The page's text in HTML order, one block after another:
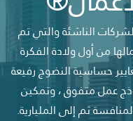
الناشئة والتي تم
من أول ولادة الفكرة
حساسية النضوج رفيعة
عمل متفوق ، وتمكين
ثم إلى المليارية.